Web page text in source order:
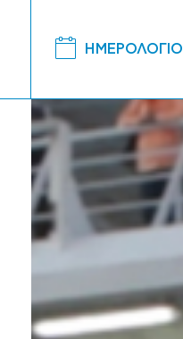
ΗΜΕΡΟΛΟΓΙΟ